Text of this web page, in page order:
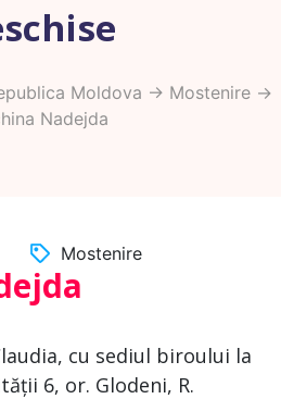
Moldova -> Mostenire->
Nadejda
Mostenire
cu sediul biroului la
6, or. Glodeni, R.